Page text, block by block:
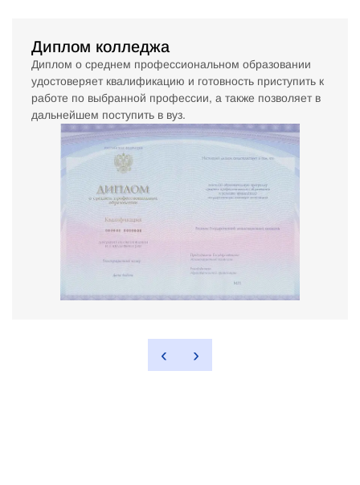
Диплом колледжа
Диплом о среднем профессиональном образовании
удостоверяет квалификацию и готовность приступить к
работе по выбранной профессии, а также позволяет в
дальнейшем поступить в вуз.
‹ ›